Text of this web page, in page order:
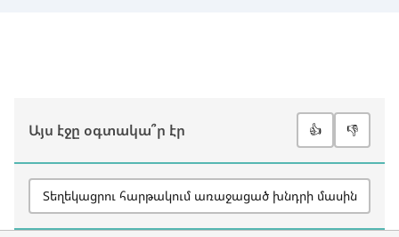
Այս էջը օգտակա՞ր էր 👍 👎
Տեղեկացրու հարթակում առաջացած խնդրի մասին